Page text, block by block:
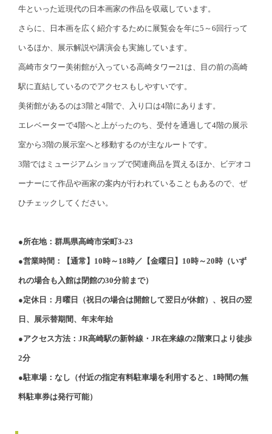
牛といった近現代の日本画家の作品を収蔵しています。
さらに、日本画を広く紹介するために展覧会を年に5～6回行って
いるほか、展示解説や講演会も実施しています。
高崎市タワー美術館が入っている高崎タワー21は、目の前の高崎
駅に直結しているのでアクセスもしやすいです。
美術館があるのは3階と4階で、入り口は4階にあります。
エレベーターで4階へと上がったのち、受付を通過して4階の展示
室から3階の展示室へと移動するのが主なルートです。
3階ではミュージアムショップで関連商品を買えるほか、ビデオコ
ーナーにて作品や画家の案内が行われていることもあるので、ぜ
ひチェックしてください。
●所在地：群馬県高崎市栄町3‐23
●営業時間：【通常】10時～18時／【金曜日】10時～20時（いず
れの場合も入館は閉館の30分前まで）
●定休日：月曜日（祝日の場合は開館して翌日が休館）、祝日の翌
日、展示替期間、年末年始
●アクセス方法：JR高崎駅の新幹線・JR在来線の2階東口より徒歩
2分
●駐車場：なし（付近の指定有料駐車場を利用すると、1時間の無
料駐車券は発行可能）